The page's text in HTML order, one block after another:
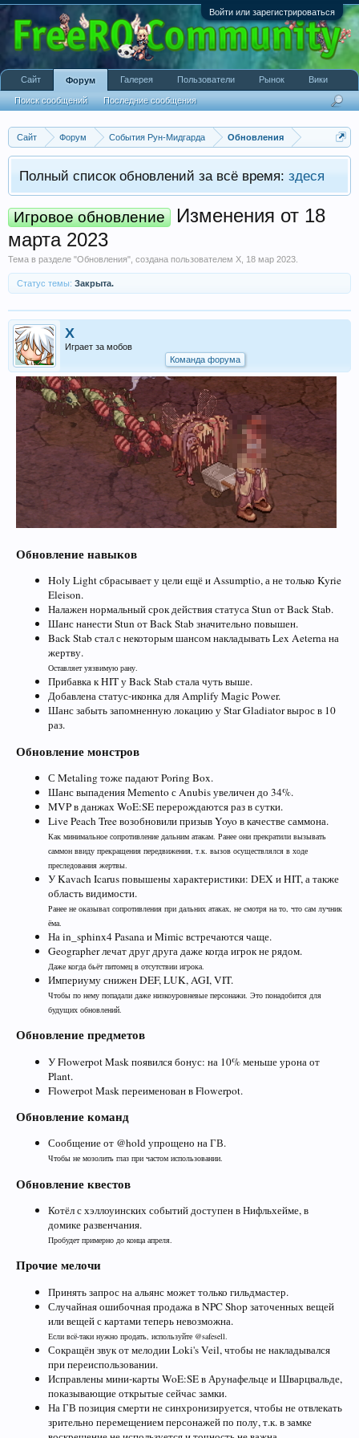
Войти или зарегистрироваться
Сайт Форум События Рун-Мидгарда Обновления
Полный список обновлений за всё время: здеся
Игровое обновление
Изменения от 18
марта 2023
Тема в разделе "Обновления", создана пользователем X 18 мар 2023
Статус темы: Закрыта.
X
Играет за мобов
Команда форума
Обновление навыков
Holy Light сбрасывает у цели ещё и Assumptio, а не только Kyrie
Eleison.
Налажен нормальный срок действия статуса Stun от Back Stab.
Шанс нанести Stun от Back Stab значительно повышен.
Back Stab стал с некоторым шансом накладывать Lex Aeterna на
жертву.
Оставляет уязвимую рану.
Прибавка к HIT у Back Stab стала чуть выше.
Добавлена статус-иконка для Amplify Magic Power.
Шанс забыть запомненную локацию у Star Gladiator вырос в 10
раз.
Обновление монстров
С Metaling тоже падают Poring Box.
Шанс выпадения Memento с Anubis увеличен до 34%.
MVP в данжах WoE:SE перерождаются раз в сутки.
Live Peach Tree возобновили призыв Yoyo в качестве саммона.
Как минимальное сопротивление дальним атакам. Ранее они прекратили вызывать
саммон ввиду прекращения передвижения, т.к. вызов осуществлялся в ходе
преследования жертвы.
У Kavach Icarus повышены характеристики: DEX и HIT, а также
область видимости.
Ранее не оказывал сопротивления при дальних атаках, не смотря на то, что сам лучник
ёма.
На in_sphinx4 Pasana и Mimic встречаются чаще.
Geographer лечат друг друга даже когда игрок не рядом.
Даже когда бьёт питомец в отсутствии игрока.
Империуму снижен DEF, LUK, AGI, VIT.
Чтобы по нему попадали даже низкоуровневые персонажи. Это понадобится для
будущих обновлений.
Обновление предметов
У Flowerpot Mask появился бонус: на 10% меньше урона от
Plant.
Flowerpot Mask переименован в Flowerpot.
Обновление команд
Сообщение от @hold упрощено на ГВ.
Чтобы не мозолить глаз при частом использовании.
Обновление квестов
Котёл с хэллоуинских событий доступен в Нифльхейме, в
домике развенчания.
Пробудет примерно до конца апреля.
Прочие мелочи
Принять запрос на альянс может только гильдмастер.
Случайная ошибочная продажа в NPC Shop заточенных вещей
или вещей с картами теперь невозможна.
Если всё-таки нужно продать, используйте @safesell.
Сокращён звук от мелодии Loki's Veil, чтобы не накладывался
при переиспользовании.
Исправлены мини-карты WoE:SE в Арунафельце и Шварцвальде,
показывающие открытые сейчас замки.
На ГВ позиция смерти не синхронизируется, чтобы не отвлекать
зрительно перемещением персонажей по полу, т.к. в замке
Сайт Форум
Поиск сообщений Последние сообщения
Галерея Пользователи Рынок Вики